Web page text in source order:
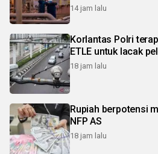
14 jam lalu
Korlantas Polri
ETLE untuk lacak
18 jam lalu
Rupiah berpotensi
NFP AS
18 jam lalu